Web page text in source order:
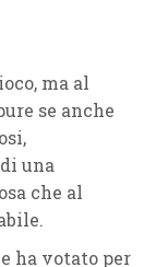
ma al
se anche
una
che al
ha votato per